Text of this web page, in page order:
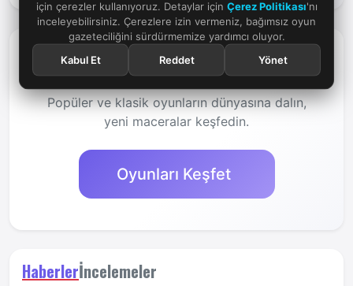
için çerezler kullanıyoruz. Detaylar için Çerez Politikası'nı
inceleyebilirsiniz. Çerezlere izin vermeniz, bağımsız oyun
gazeteciliğini sürdürmemize yardımcı oluyor.
Kabul Et
Reddet Yönet
Daha Fazla Oyun Keşfet
Popüler ve klasik oyunların dünyasına dalın,
yeni maceralar keşfedin.
Oyunları Keşfet
Haberlerİncelemeler